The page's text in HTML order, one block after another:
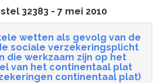
32383 - 7 mei 2010
wetten als gevolg van de
sociale verzekeringsplicht
die werkzaam zijn op het
van het continentaal plat
continentaal plat)